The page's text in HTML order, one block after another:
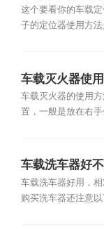
这个要看你的车载
子的定位器使用方
车载灭火器使
车载灭火器的使用
置，一般是放在右
车载洗车器好
车载洗车器好用，相
购买洗车器还注意以